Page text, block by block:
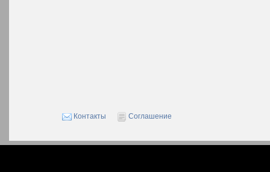
Контакты Соглашение